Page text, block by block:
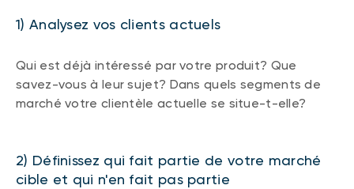
1) Analysez vos clients actuels
Qui est déjà intéressé par votre produit? Que
savez-vous à leur sujet? Dans quels segments de
marché votre clientèle actuelle se situe-t-elle?
2) Définissez qui fait partie de votre marché
cible et qui n'en fait pas partie